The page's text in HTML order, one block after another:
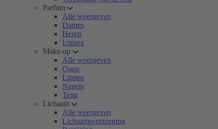
Parfum
Alle weergeven
Dames
Heren
Unisex
Make-up
Alle weergeven
Ogen
Lippen
Nagels
Teint
Lichaam
Alle weergeven
Lichaamsverzorging